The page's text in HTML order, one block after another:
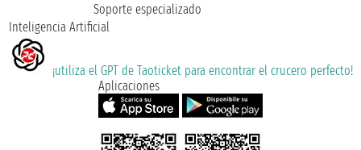
Soporte especializado
Inteligencia Artificial
¡utiliza el GPT de Taoticket para encontrar el crucero perfecto!
Aplicaciones